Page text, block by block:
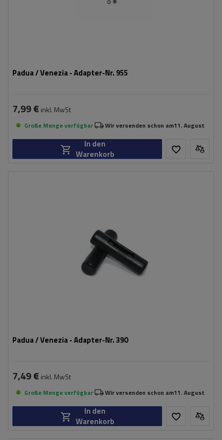
Padua / Venezia - Adapter-Nr. 955
7,99 € inkl. MwSt
Große Menge verfügbar Wir versenden schon am11. August
In den
Warenkorb
Padua / Venezia - Adapter-Nr. 390
7,49 € inkl. MwSt
Große Menge verfügbar Wir versenden schon am11. August
In den
Warenkorb